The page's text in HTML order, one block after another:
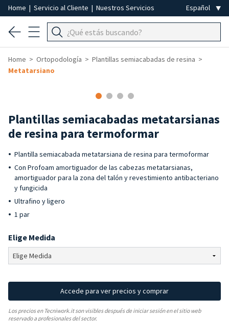
Home | Servicio al Cliente | Nuestros Servicios
Home Ortopodología
Plantillas semiacabadas de resina
Metatarsiano
Plantillas semiacabadas metatarsianas
de resina para termoformar
Plantilla semiacabada metatarsiana de resina para termoformar
Con Profoam amortiguador de las cabezas metatarsianas,
amortiguador para la zona del talón y revestimiento antibacteriano
y fungicida
Ultrafino y ligero
1 par
Elige Medida
Accede para ver precios y comprar
Los precios en Tecniwork.it son visibles después de iniciar sesión en el sitio web
reservado a profesionales del sector.